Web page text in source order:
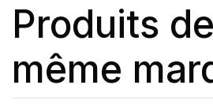
Produits
même